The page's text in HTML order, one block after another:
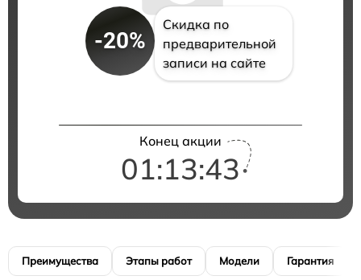
-20%
Скидка по
предварительной
записи на сайте
Конец акции
01:13:42
Преимущества Этапы работ Модели Гарантия